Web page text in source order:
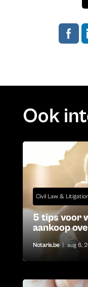
Ook
Civil Law &
5 tips voor
aankoop
Notaris.be | aug 6,